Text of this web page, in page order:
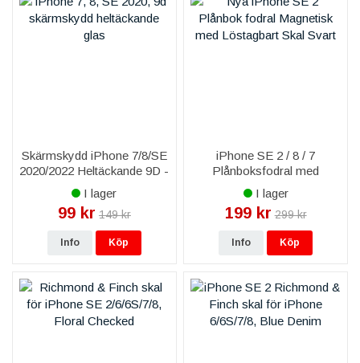
Skärmskydd iPhone 7/8/SE
2020/2022 Heltäckande 9D -
Svart
I lager
99 kr 149 kr
Info Köp
iPhone SE 2 / 8 / 7
Plånboksfodral med
Löstagbart Skal - Svart
I lager
199 kr 299 kr
Info Köp